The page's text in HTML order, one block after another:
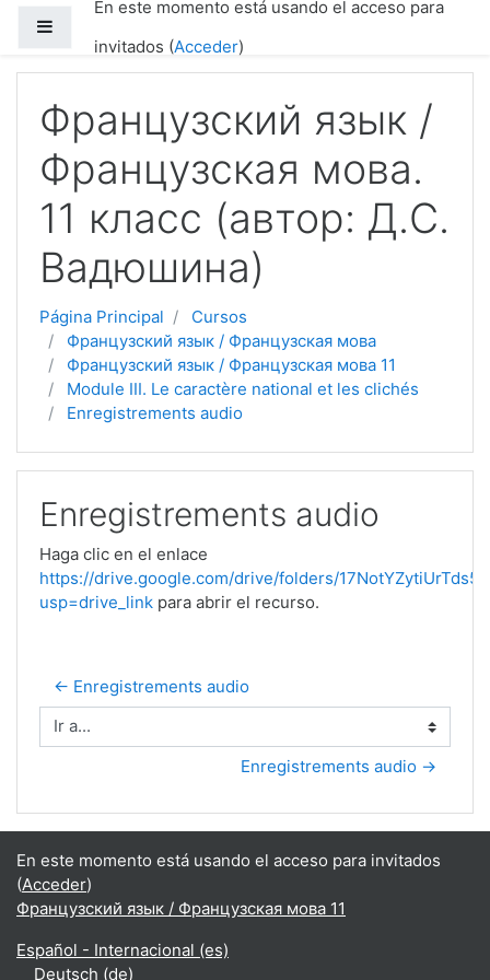
Saltar a contenido principal
En este momento está usando el acceso para
invitados (Acceder)
Французский язык /
Французская мова.
11 класс (автор: Д.С.
Вадюшина)
Página Principal
Cursos
Французский язык / Французская мова
Французский язык / Французская мова 11
Module III. Le caractère national et les clichés
Enregistrements audio
Enregistrements audio
Haga clic en el enlace
https://drive.google.com/drive/folders/
usp=drive_link para abrir el recurso.
← Enregistrements audio
Ir a...
Enregistrements audio →
En este momento está usando el acceso para invitados
(Acceder)
Французский язык / Французская мова 11
Español - Internacional ‎(es)‎
Deutsch ‎(de)‎